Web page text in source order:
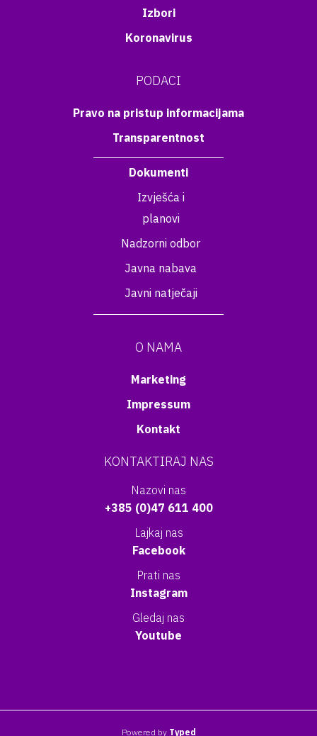
Izbori
Koronavirus
PODACI
Pravo na pristup informacijama
Transparentnost
Dokumenti
Izvješća i
planovi
Nadzorni odbor
Javna nabava
Javni natječaji
O NAMA
Marketing
Impressum
Kontakt
KONTAKTIRAJ NAS
Nazovi nas
+385 (0)47 611 400
Lajkaj nas
Facebook
Prati nas
Instagram
Gledaj nas
Youtube
Powered by Typed